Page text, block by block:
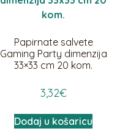
Papirnate salvete
Gaming Party dimenzija
33×33 cm 20 kom.
3,32€
Dodaj u košaricu